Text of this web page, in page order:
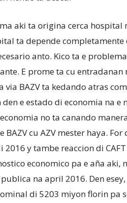
aki ta origina cerca hospital
ta depende completamente
anto. Kico ta e problema
E prome ta cu entradanan
BAZV ta kedando atras
e estado di economia na e
no ta canando
cu AZV mester haya.
y tambe reaccion di
economico pa e aña aki,
na april 2016. Den
di 5203 miyon florin pa